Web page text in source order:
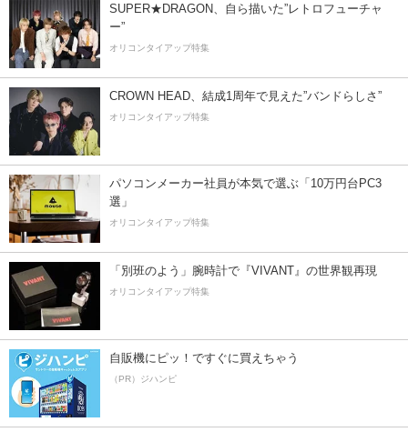
SUPER★DRAGON、自ら描いた”レトロフューチャ
ー”
オリコンタイアップ特集
CROWN HEAD、結成1周年で見えた”バンドらしさ”
オリコンタイアップ特集
パソコンメーカー社員が本気で選ぶ「10万円台PC3
選」
オリコンタイアップ特集
「別班のよう」腕時計で『VIVANT』の世界観再現
オリコンタイアップ特集
自販機にピッ！ですぐに買えちゃう
（PR）ジハンピ